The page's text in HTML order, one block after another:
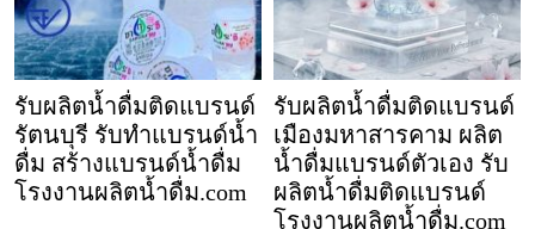
รับผลิตน้ำดื่มติดแบรนด์
รัตนบุรี รับทำแบรนด์น้ำ
ดื่ม สร้างแบรนด์น้ำดื่ม
โรงงานผลิตน้ำดื่ม.com
รับผลิตน้ำดื่มติดแบรนด์
เมืองมหาสารคาม ผลิต
น้ำดื่มแบรนด์ตัวเอง รับ
ผลิตน้ำดื่มติดแบรนด์
โรงงานผลิตน้ำดื่ม.com